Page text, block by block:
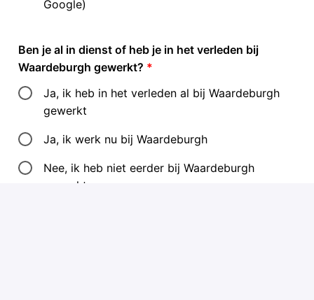
Google)
Ben je al in dienst of heb je in het verleden bij
Waardeburgh gewerkt? *
Ja, ik heb in het verleden al bij Waardeburgh
gewerkt
Ja, ik werk nu bij Waardeburgh
Nee, ik heb niet eerder bij Waardeburgh
gewerkt